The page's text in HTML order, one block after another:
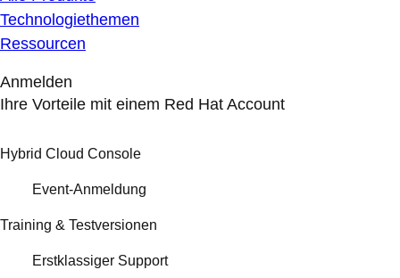
Technologiethemen
Ressourcen
Anmelden
Ihre Vorteile mit einem Red Hat Account
Hybrid Cloud Console
Event-Anmeldung
Training & Testversionen
Erstklassiger Support